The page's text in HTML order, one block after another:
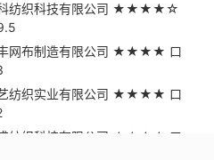
科纺织科技有限公司 ★★★★☆
丰网布制造有限公司 ★★★★ 口
艺纺织实业有限公司 ★★★★ 口
盛纺织科技有限公司 ★★★☆ 口